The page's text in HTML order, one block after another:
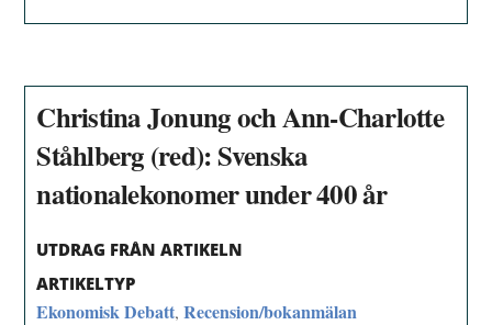
Christina Jonung och Ann-Charlotte
Ståhlberg (red): Svenska
nationalekonomer under 400 år
UTDRAG FRÅN ARTIKELN
ARTIKELTYP
Ekonomisk Debatt,Recension/bokanmälan